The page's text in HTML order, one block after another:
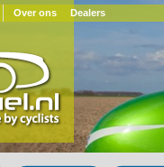
Over ons Dealers